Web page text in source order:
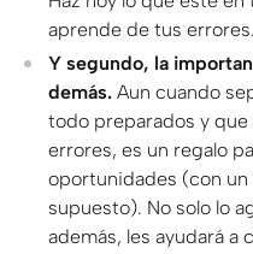
aprende de tus errores.
Y segundo, la
demás. Aun cuando
todo preparados y
errores, es un regalo
oportunidades (con
supuesto). No solo lo
además, les ayudará a